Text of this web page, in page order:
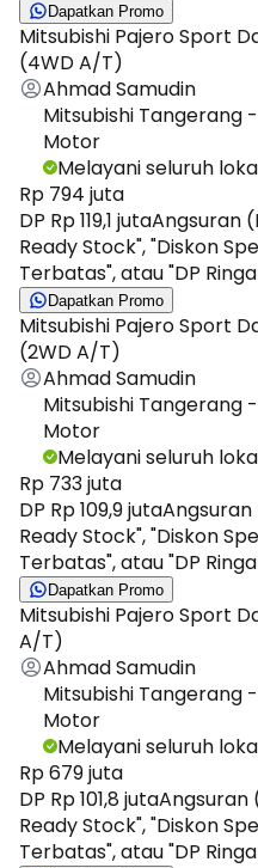
Dapatkan Promo
Mitsubishi Pajero Sport
(4WD A/T)
Ahmad Samudin
Mitsubishi Tangerang
Motor
Melayani seluruh
Rp 794 juta
DP Rp 119,1 jutaAngsuran
Ready Stock", "Diskon
Terbatas", atau "DP
Dapatkan Promo
Mitsubishi Pajero Sport
(2WD A/T)
Ahmad Samudin
Mitsubishi Tangerang
Motor
Melayani seluruh
Rp 733 juta
DP Rp 109,9 jutaAngsuran
Ready Stock", "Diskon
Terbatas", atau "DP
Dapatkan Promo
Mitsubishi Pajero Sport
A/T)
Ahmad Samudin
Mitsubishi Tangerang
Motor
Melayani seluruh
Rp 679 juta
DP Rp 101,8 jutaAngsuran
Ready Stock", "Diskon
Terbatas", atau "DP